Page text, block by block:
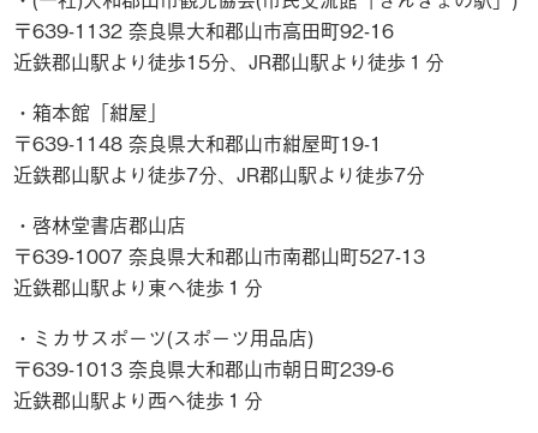
〒639-1132 奈良県大和郡山市高田町92-16
近鉄郡山駅より徒歩15分、JR郡山駅より徒歩１分
・箱本館「紺屋」
〒639-1148 奈良県大和郡山市紺屋町19-1
近鉄郡山駅より徒歩7分、JR郡山駅より徒歩7分
・啓林堂書店郡山店
〒639-1007 奈良県大和郡山市南郡山町527-13
近鉄郡山駅より東へ徒歩１分
・ミカサスポーツ(スポーツ用品店)
〒639-1013 奈良県大和郡山市朝日町239-6
近鉄郡山駅より西へ徒歩１分